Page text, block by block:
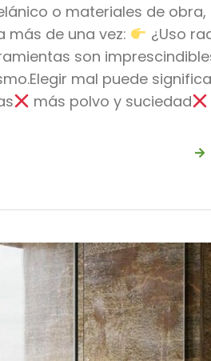
o materiales de obra,
más de una vez:
¿Uso
son
mal puede
más polvo y suciedad